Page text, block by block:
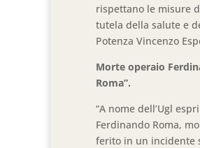
rispettano le misure
tutela della salute e
Potenza Vincenzo
Morte operaio
Roma”.
“A nome dell’Ugl
Ferdinando Roma,
ferito in un incidente